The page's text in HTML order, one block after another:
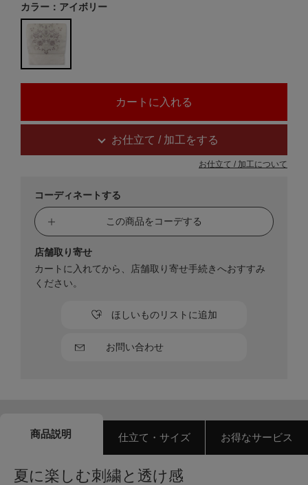
カラー：アイボリー
お仕立て / 加工をする
お仕立て / 加工について
コーディネートする
この商品をコーデする
お問い合わせ
ほしいものリストに追加
店舗取り寄せ
カートに入れてから、店舗取り寄せ手続きへおすすみ
ください。
商品説明 仕立て・サイズ お得なサービス
夏に楽しむ刺繍と透け感